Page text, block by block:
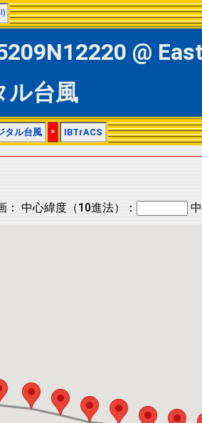
@
ル台風
タル台風 > IBTrACS
： 中心緯度（10進法）：